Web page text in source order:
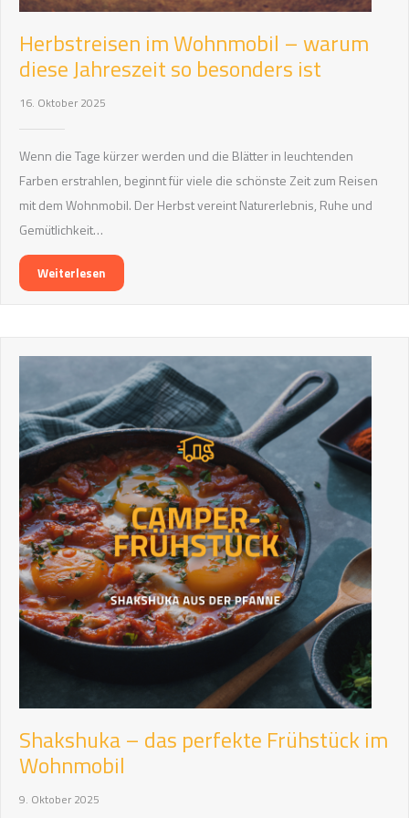
Herbstreisen im Wohnmobil – warum
diese Jahreszeit so besonders ist
16. Oktober 2025
Wenn die Tage kürzer werden und die Blätter in leuchtenden
Farben erstrahlen, beginnt für viele die schönste Zeit zum Reisen
mit dem Wohnmobil. Der Herbst vereint Naturerlebnis, Ruhe und
Gemütlichkeit…
Weiterlesen
Shakshuka – das perfekte Frühstück im
Wohnmobil
9. Oktober 2025